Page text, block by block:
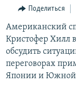
Вернутся
поиску
КЫРГЫЗЧА
ЎЗБЕКЧА
ТОҶИКӢ
TÜRKMENÇE
Все сайты РСЕ/
Поделиться
Американский
Кристофер Хилл
обсудить
переговорах
Японии и Южной